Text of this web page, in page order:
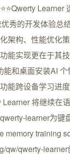
秀的开发体验总
架构、性能优化
能实现更在于其
和桌面安装AI
能跨设备学习进
将继续在
learner为键
memory training
qw/qwerty-